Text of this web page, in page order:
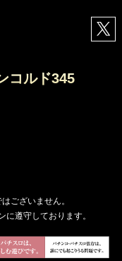
コルド345
ございません。
遵守しております。